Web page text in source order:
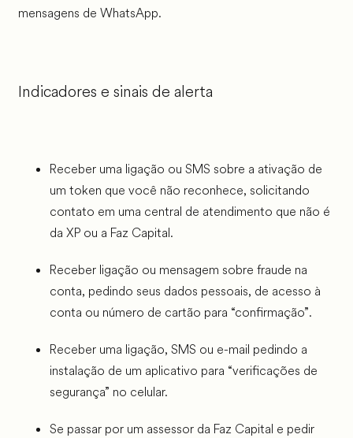
mensagens de WhatsApp.
Indicadores e sinais de alerta
Receber uma ligação ou SMS sobre a ativação de
um token que você não reconhece, solicitando
contato em uma central de atendimento que não é
da XP ou a Faz Capital.
Receber ligação ou mensagem sobre fraude na
conta, pedindo seus dados pessoais, de acesso à
conta ou número de cartão para “confirmação”.
Receber uma ligação, SMS ou e-mail pedindo a
instalação de um aplicativo para “verificações de
segurança” no celular.
Se passar por um assessor da Faz Capital e pedir